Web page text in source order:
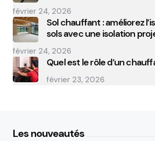
février 24, 2026
Sol chauffant : améliorez
sols avec une isolation
février 24, 2026
Quel est le rôle d’un
février 23, 2026
Les nouveautés